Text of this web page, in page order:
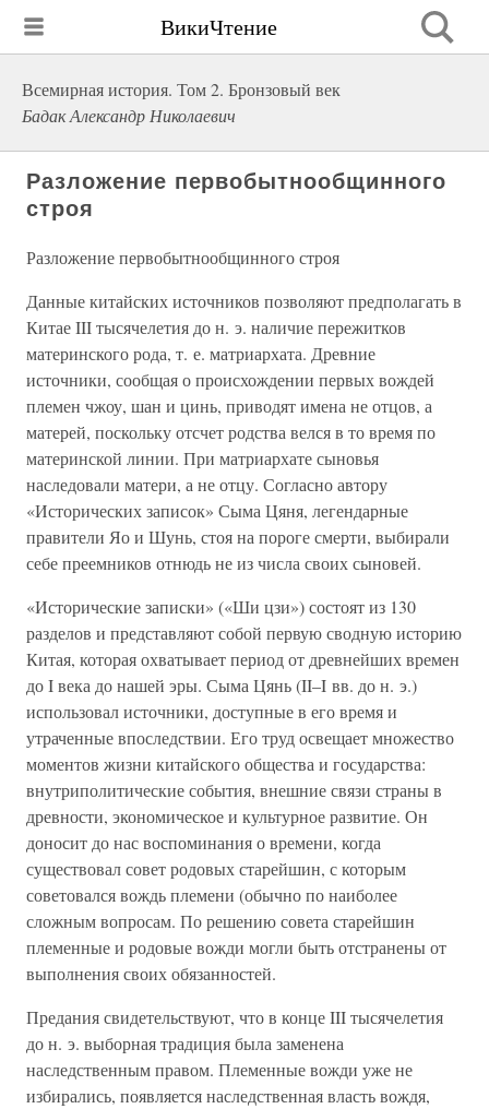
ВикиЧтение
Всемирная история. Том 2. Бронзовый век
Бадак Александр Николаевич
Разложение первобытнообщинного
строя
Разложение первобытнообщинного строя
Данные китайских источников позволяют предполагать в
Китае III тысячелетия до н. э. наличие пережитков
материнского рода, т. е. матриархата. Древние
источники, сообщая о происхождении первых вождей
племен чжоу, шан и цинь, приводят имена не отцов, а
матерей, поскольку отсчет родства велся в то время по
материнской линии. При матриархате сыновья
наследовали матери, а не отцу. Согласно автору
«Исторических записок» Сыма Цяня, легендарные
правители Яо и Шунь, стоя на пороге смерти, выбирали
себе преемников отнюдь не из числа своих сыновей.
«Исторические записки» («Ши цзи») состоят из 130
разделов и представляют собой первую сводную историю
Китая, которая охватывает период от древнейших времен
до I века до нашей эры. Сыма Цянь (II–I вв. до н. э.)
использовал источники, доступные в его время и
утраченные впоследствии. Его труд освещает множество
моментов жизни китайского общества и государства:
внутриполитические события, внешние связи страны в
древности, экономическое и культурное развитие. Он
доносит до нас воспоминания о времени, когда
существовал совет родовых старейшин, с которым
советовался вождь племени (обычно по наиболее
сложным вопросам. По решению совета старейшин
племенные и родовые вожди могли быть отстранены от
выполнения своих обязанностей.
Предания свидетельствуют, что в конце III тысячелетия
до н. э. выборная традиция была заменена
наследственным правом. Племенные вожди уже не
избирались, появляется наследственная власть вождя,